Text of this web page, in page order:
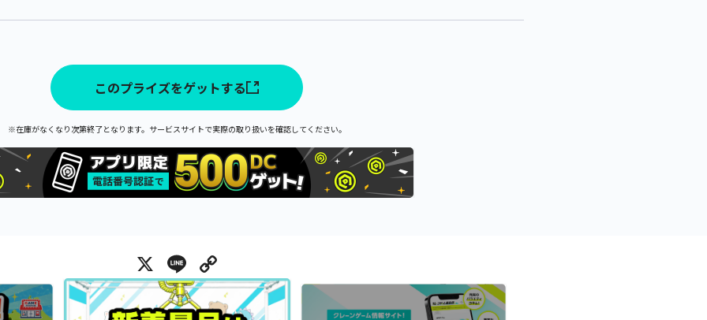
このプライズをゲットする
※在庫がなくなり次第終了となります。サービスサイトで実際の取り扱いを確認してください。
X Line